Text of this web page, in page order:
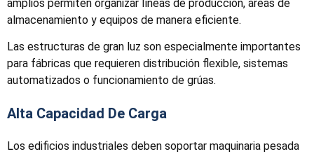
amplios permiten organizar líneas de producción, áreas de
almacenamiento y equipos de manera eficiente.
Las estructuras de gran luz son especialmente importantes
para fábricas que requieren distribución flexible, sistemas
automatizados o funcionamiento de grúas.
Alta Capacidad De Carga
Los edificios industriales deben soportar maquinaria pesada